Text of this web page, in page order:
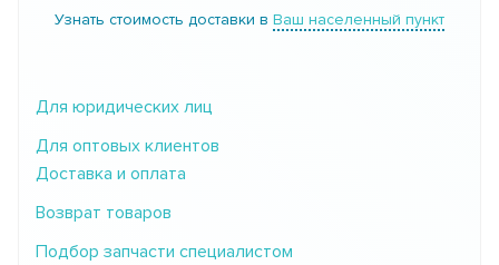
Узнать стоимость доставки в Ваш населенный пункт
Для юридических лиц
Для оптовых клиентов
Доставка и оплата
Возврат товаров
Подбор запчасти специалистом